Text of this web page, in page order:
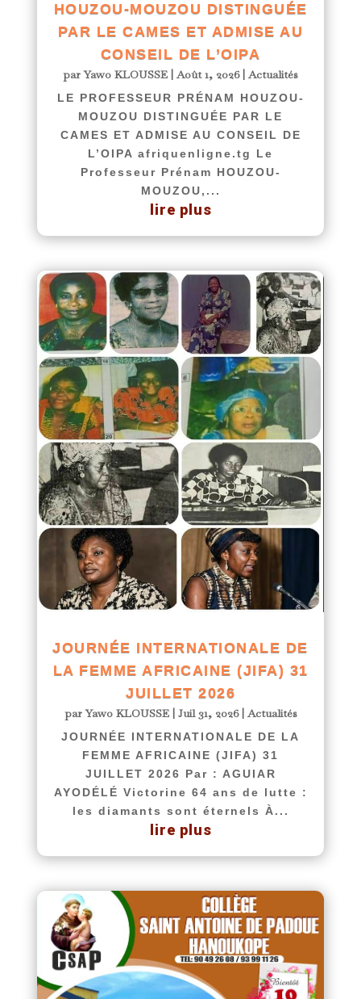
HOUZOU-MOUZOU DISTINGUÉE
PAR LE CAMES ET ADMISE AU
CONSEIL DE L’OIPA
parYawo KLOUSSE|Août 1, 2026|Actualités
LE PROFESSEUR PRÉNAM HOUZOU-
MOUZOU DISTINGUÉE PAR LE
CAMES ET ADMISE AU CONSEIL DE
L’OIPA afriquenligne.tg Le
Professeur Prénam HOUZOU-
MOUZOU,...
lire plus
JOURNÉE INTERNATIONALE DE
LA FEMME AFRICAINE (JIFA) 31
JUILLET 2026
parYawo KLOUSSE| Juil 31, 2026|Actualités
JOURNÉE INTERNATIONALE DE LA
FEMME AFRICAINE (JIFA) 31
JUILLET 2026 Par : AGUIAR
AYODÉLÉ Victorine 64 ans de lutte :
les diamants sont éternels À...
lire plus